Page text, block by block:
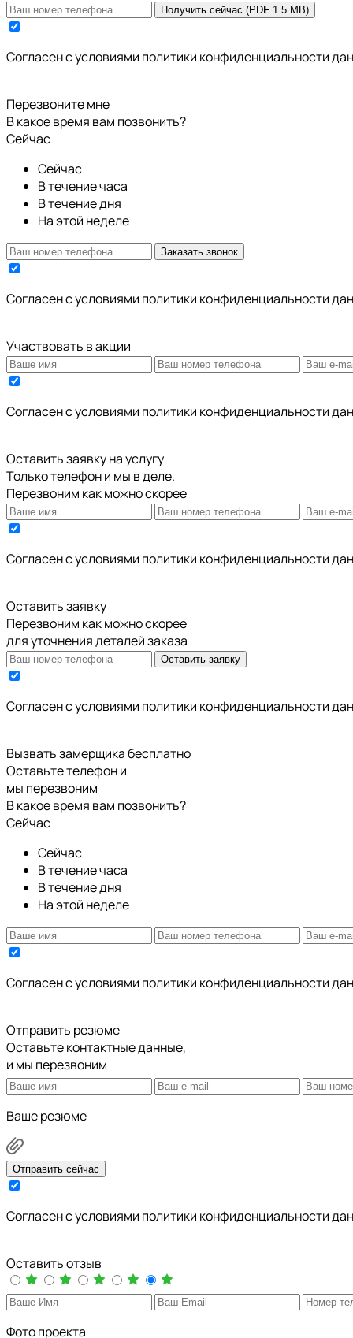
Получить сейчас (PDF 1.5 MB)
Cогласен с условиями политики конфиденциальности
Перезвоните мне
В какое время вам позвонить?
Сейчас
Сейчас
В течение часа
В течение дня
На этой неделе
Заказать звонок
Cогласен с условиями политики конфиденциальности
Участвовать в акции
Cогласен с условиями политики конфиденциальности
Оставить заявку на услугу
Только телефон и мы в деле.
Перезвоним как можно скорее
Cогласен с условиями политики конфиденциальности
Оставить заявку
Перезвоним как можно скорее
для уточнения деталей заказа
Оставить заявку
Cогласен с условиями политики конфиденциальности
Вызвать замерщика бесплатно
Оставьте телефон и
мы перезвоним
В какое время вам позвонить?
Сейчас
Сейчас
В течение часа
В течение дня
На этой неделе
Cогласен с условиями политики конфиденциальности
Отправить резюме
Оставьте контактные данные,
и мы перезвоним
Ваше резюме
Отправить сейчас
Cогласен с условиями политики конфиденциальности
Оставить отзыв
Фото проекта